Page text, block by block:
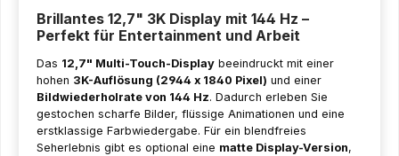
Brillantes 12,7" 3K Display mit 144 Hz –
Perfekt für Entertainment und Arbeit
Das 12,7" Multi-Touch-Display beeindruckt mit einer
hohen 3K-Auflösung (2944 x 1840 Pixel) und einer
Bildwiederholrate von 144 Hz. Dadurch erleben Sie
gestochen scharfe Bilder, flüssige Animationen und eine
erstklassige Farbwiedergabe. Für ein blendfreies
Seherlebnis gibt es optional eine matte Display-Version,